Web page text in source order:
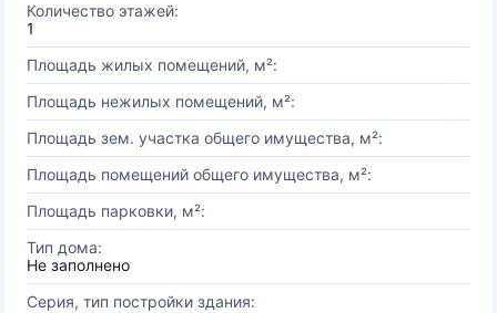
Количество этажей:
1
Площадь жилых помещений, м²:
Площадь нежилых помещений, м²:
Площадь зем. участка общего имущества, м²:
Площадь помещений общего имущества, м²:
Площадь парковки, м²:
Тип дома:
Не заполнено
Серия, тип постройки здания: